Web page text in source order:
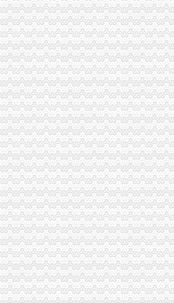
渝中区代办营业执照
代理工商注册登记_代办分公司_个体户_进出口权
页_重庆安捷国际运输代理有限公司
渝中区工商登记
无标题
成都市工程建设领域项目信息和信用信息公开共
渝中区工商代办
工商代办__重庆亿源财税咨询有限公司-必途企业
重庆招聘工商代办专员_重庆兴旺财务咨询有限公
渝中区公司注册
中国邮政储蓄银行股份有限公司重庆渝中区石油
重庆渝中公司注册和代理记账那家好？-商务服务
渝中区代办公司
渝保监罚〔2013〕138号（华康代理重庆分公司,
重庆兴红得聪餐饮管理有限公司渝中区花园餐厅